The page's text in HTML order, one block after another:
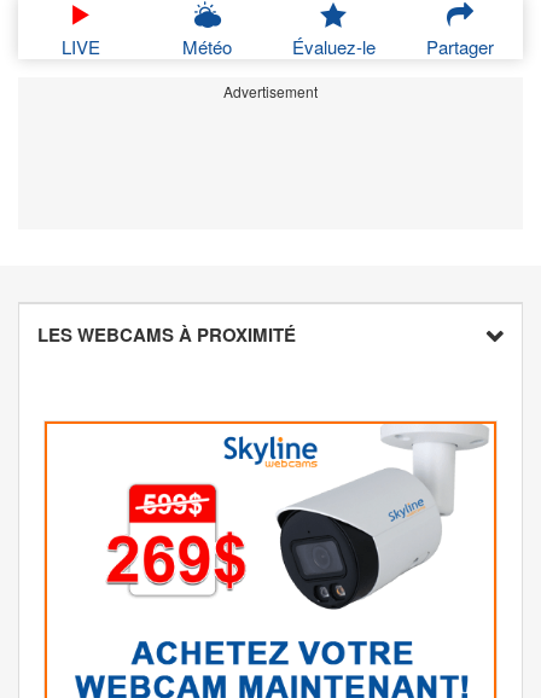
LIVE Météo Évaluez-le Partager
Advertisement
LES WEBCAMS À PROXIMITÉ